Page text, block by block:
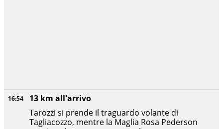
16:54
13 km all'arrivo
Tarozzi si prende il traguardo volante di
Tagliacozzo, mentre la Maglia Rosa Pederson